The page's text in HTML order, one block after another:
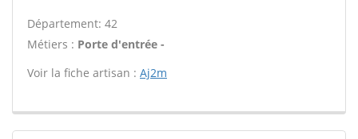
Département: 42
Métiers : Porte d'entrée -
Voir la fiche artisan : Aj2m